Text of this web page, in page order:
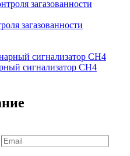
загазованности
сигнализатор СН4